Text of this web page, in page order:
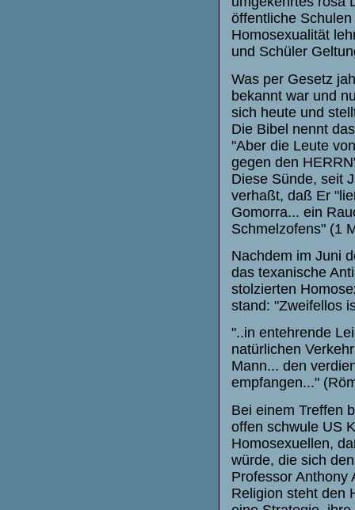
öffentliche
Homosexualität
und Schüler
Was per Gesetz
bekannt war und
sich heute und
Die Bibel nennt
"Aber die Leute
gegen den
Diese Sünde, seit
verhaßt, daß Er
Gomorra... ein
Schmelzofens" (1
Nachdem im Juni
das texanische
stolzierten
stand: "Zweifellos
"..in entehrende
natürlichen
Mann... den
empfangen..."
Bei einem Treffen
offen schwule US
Homosexuellen,
würde, die sich
Professor Anthony
Religion steht den